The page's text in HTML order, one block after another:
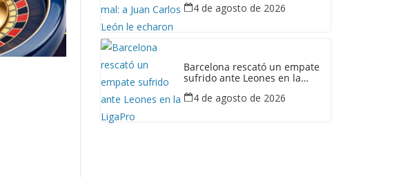
lacrimógeno
4 de agosto de 2026
Barcelona rescató un empate
sufrido ante Leones en la
4 de agosto de 2026